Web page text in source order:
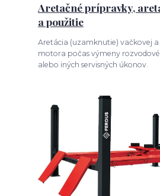
Aretačné prípravky,
a použitie
Aretácia (uzamknutie) vačkovej
motora počas výmeny
alebo iných servisných úkonov.